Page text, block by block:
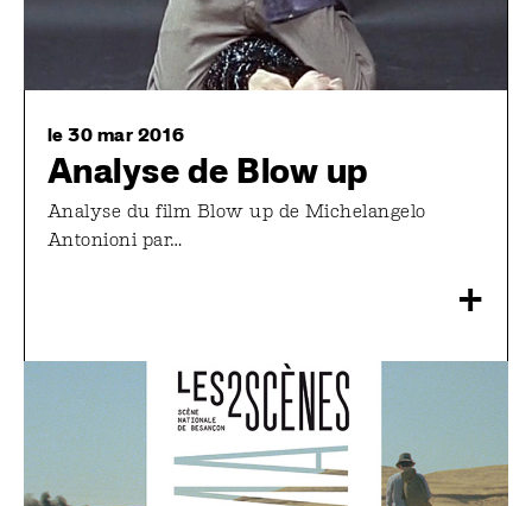
le 30 mar 2016
Analyse de Blow up
Analyse du film Blow up de Michelangelo
Antonioni par…
+